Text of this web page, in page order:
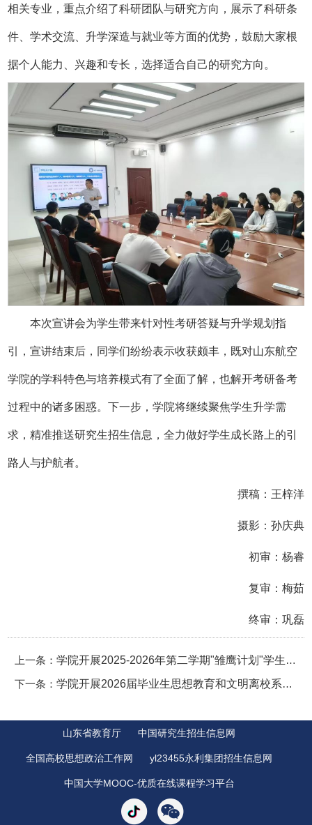
相关专业，重点介绍了科研团队与研究方向，展示了科研条
件、学术交流、升学深造与就业等方面的优势，鼓励大家根
据个人能力、兴趣和专长，选择适合自己的研究方向。
本次宣讲会为学生带来针对性考研答疑与升学规划指
引，宣讲结束后，同学们纷纷表示收获颇丰，既对山东航空
学院的学科特色与培养模式有了全面了解，也解开考研备考
过程中的诸多困惑。下一步，学院将继续聚焦学生升学需
求，精准推送研究生招生信息，全力做好学生成长路上的引
路人与护航者。
撰稿：王梓洋
摄影：孙庆典
初审：杨睿
复审：梅茹
终审：巩磊
上一条：学院开展2025-2026年第二学期"雏鹰计划"学生干部培训系列活动
下一条：学院开展2026届毕业生思想教育和文明离校系列工作
山东省教育厅 中国研究生招生信息网
全国高校思想政治工作网 yl23455永利集团招生信息网
中国大学MOOC-优质在线课程学习平台